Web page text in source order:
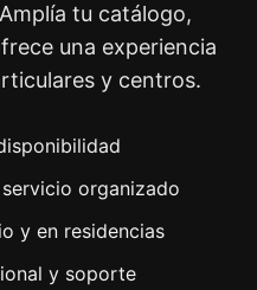
tu catálogo,
una experiencia
y centros.
organizado
y en residencias
y soporte